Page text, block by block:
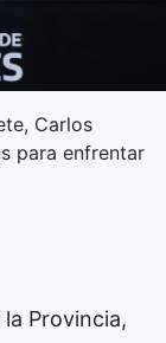
Carlos
para enfrentar
Provincia,